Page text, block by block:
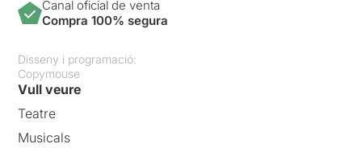
Canal oficial de venta
Compra 100% segura
Disseny i programació:
Copymouse
Vull veure
Teatre
Musicals